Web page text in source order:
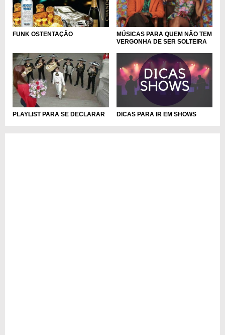
FUNK OSTENTAÇÃO
MÚSICAS PARA QUEM NÃO TEM
VERGONHA DE SER SOLTEIRA
PLAYLIST PARA SE DECLARAR DICAS PARA IR EM SHOWS